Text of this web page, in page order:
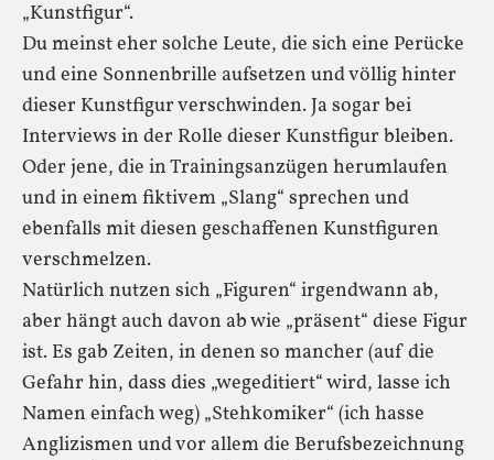
„Kunstfigur“.
Du meinst eher solche Leute, die sich eine Perücke
und eine Sonnenbrille aufsetzen und völlig hinter
dieser Kunstfigur verschwinden. Ja sogar bei
Interviews in der Rolle dieser Kunstfigur bleiben.
Oder jene, die in Trainingsanzügen herumlaufen
und in einem fiktivem „Slang“ sprechen und
ebenfalls mit diesen geschaffenen Kunstfiguren
verschmelzen.
Natürlich nutzen sich „Figuren“ irgendwann ab,
aber hängt auch davon ab wie „präsent“ diese Figur
ist. Es gab Zeiten, in denen so mancher (auf die
Gefahr hin, dass dies „wegeditiert“ wird, lasse ich
Namen einfach weg) „Stehkomiker“ (ich hasse
Anglizismen und vor allem die Berufsbezeichnung